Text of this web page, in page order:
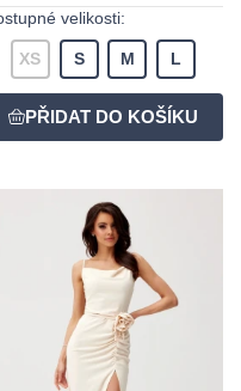
velikosti:
XS S M L